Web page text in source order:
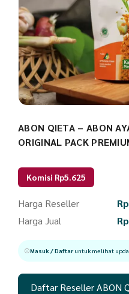
ABON QIETA – ABON
ORIGINAL PACK
Komisi Rp5.625
Harga Reseller Rp
Harga Jual
Rp
Masuk / Daftaruntuk melihat
Daftar Reseller ABON